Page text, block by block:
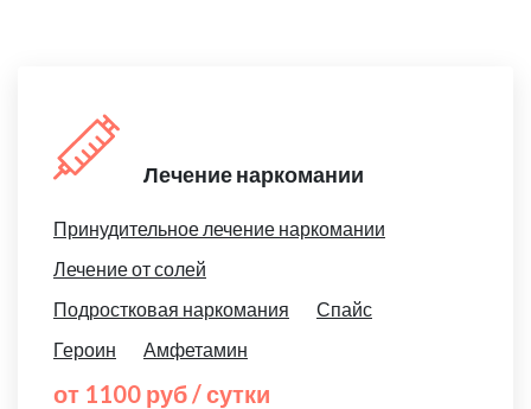
Лечение наркомании
Принудительное лечение наркомании
Лечение от солей
Подростковая наркомания
Спайс
Героин
Амфетамин
от 1100 руб / сутки